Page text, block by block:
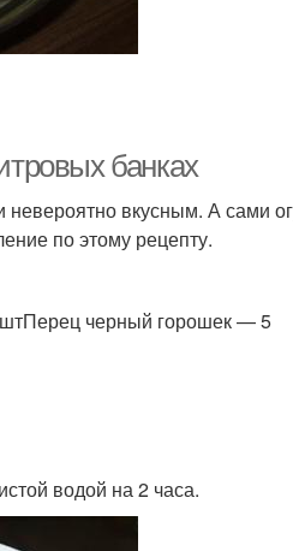
банках
вкусным. А сами
по этому рецепту.
черный горошек — 5
водой на 2 часа.